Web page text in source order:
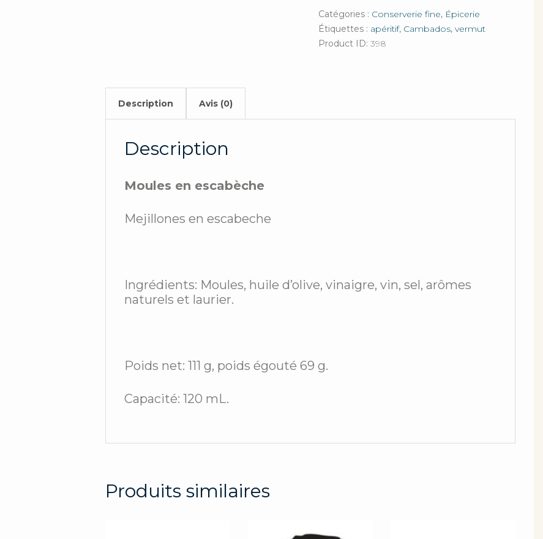
escabèche
Catégories : Conserverie fine, Épicerie
Étiquettes : apéritif, Cambados,vermut
Product ID:398
Description Avis (0)
Description
Moules en escabèche
Mejillones en escabeche
Ingrédients: Moules, huile d’olive, vinaigre, vin, sel, arômes
naturels et laurier.
Poids net: 111 g, poids égouté 69 g.
Capacité: 120 mL.
Produits similaires